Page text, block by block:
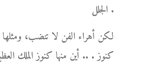
الجلل .
لكن أهراء الفن لا تنضب،
كنوز . .. أين منها كنوز الملك